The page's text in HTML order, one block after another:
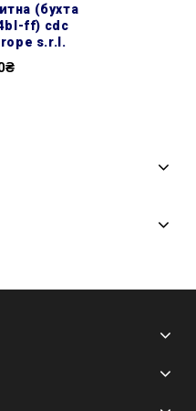
ff) cdc
s.r.l.